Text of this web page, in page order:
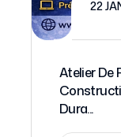
22
Atelier De
Dura...